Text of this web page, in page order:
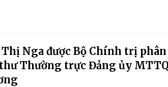
Nga được Bộ Chính trị
Thường trực Đảng ủy